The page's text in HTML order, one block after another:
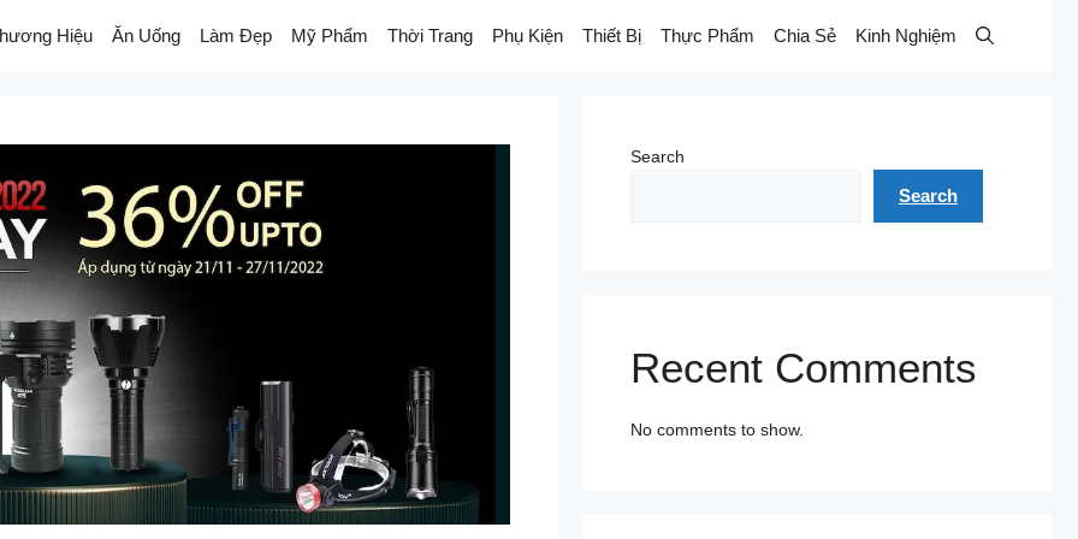
Hiệu Ăn Uống Làm Đẹp Mỹ Phẩm Thời Trang Phụ Kiện Thiết Bị Thực Phẩm Chia Sẻ Kinh Nghiệm
Search
Search
Recent Comments
No comments to show.